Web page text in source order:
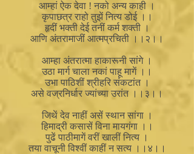
आम्हां ऐक देवा ! नको अन्य काही ।
कृपाछत्र राहो तुझें नित्य डोई ।।
हृदीं भक्ती देई तनीं कर्म शक्ती ।
आणि अंतरामाजीं आत्मप्रचिती ।।२।।
आम्हा अंतरात्मा हाकारूनी सांगे ।
उठा मार्ग चाला नकां पाहू मागें ।।
उभा पाठिशीं श्रीहरि संकटांत ।
असे वज्रनिर्धार ज्यांच्या उरांत ।।३।।
जिथें देव नाहीं असें स्थान सांगा ।
हिमाद्री कसासें विना मायगंगा ।।
पुढें पाठीमागें वरीं खालीं नित्य ।
तया वाचूनी विश्वीं काहीं न सत्य ।।४।।